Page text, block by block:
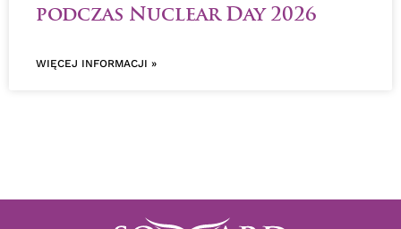
podczas Nuclear Day 2026
WIĘCEJ INFORMACJI »